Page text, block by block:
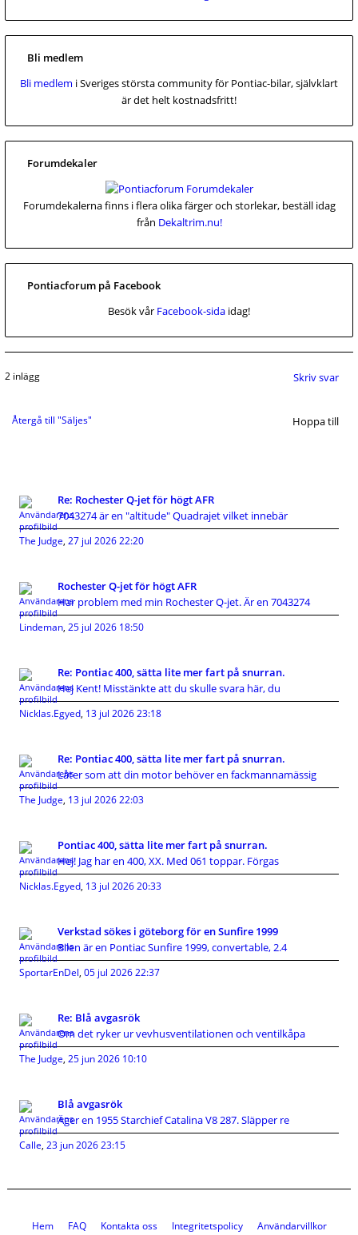
Bli medlem
Bli medlem i Sveriges största community för Pontiac-bilar, självklart
är det helt kostnadsfritt!
Forumdekaler
Forumdekalerna finns i flera olika färger och storlekar, beställ idag
från Dekaltrim.nu!
Pontiacforum på Facebook
Besök vår Facebook-sida idag!
2 inlägg Skriv svar
Återgå till "Säljes" Hoppa till
Re: Rochester Q-jet för högt AFR
7043274 är en "altitude" Quadrajet vilket innebär
The Judge, 27 jul 2026 22:20
Rochester Q-jet för högt AFR
Har problem med min Rochester Q-jet. Är en 7043274
Lindeman, 25 jul 2026 18:50
Re: Pontiac 400, sätta lite mer fart på snurran.
Hej Kent! Misstänkte att du skulle svara här, du
Nicklas.Egyed, 13 jul 2026 23:18
Re: Pontiac 400, sätta lite mer fart på snurran.
Låter som att din motor behöver en fackmannamässig
The Judge, 13 jul 2026 22:03
Pontiac 400, sätta lite mer fart på snurran.
Hej! Jag har en 400, XX. Med 061 toppar. Förgas
Nicklas.Egyed, 13 jul 2026 20:33
Verkstad sökes i göteborg för en Sunfire 1999
Bilen är en Pontiac Sunfire 1999, convertable, 2.4
SportarEnDel, 05 jul 2026 22:37
Re: Blå avgasrök
Om det ryker ur vevhusventilationen och ventilkåpa
The Judge, 25 jun 2026 10:10
Blå avgasrök
Äger en 1955 Starchief Catalina V8 287. Släpper re
Calle, 23 jun 2026 23:15
Hem FAQ Kontakta oss Integritetspolicy Användarvillkor